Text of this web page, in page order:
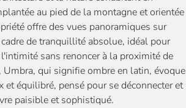
au pied de la montagne et orientée
offre des vues panoramiques sur
de tranquillité absolue, idéal pour
sans renoncer à la proximité de
Umbra, qui signifie ombre en latin, évoque
et équilibré, pensé pour se déconnecter et
paisible et sophistiqué.